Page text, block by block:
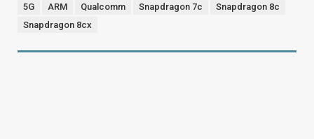
5G ARM Qualcomm Snapdragon 7c
Snapdragon 8c
Snapdragon 8cx